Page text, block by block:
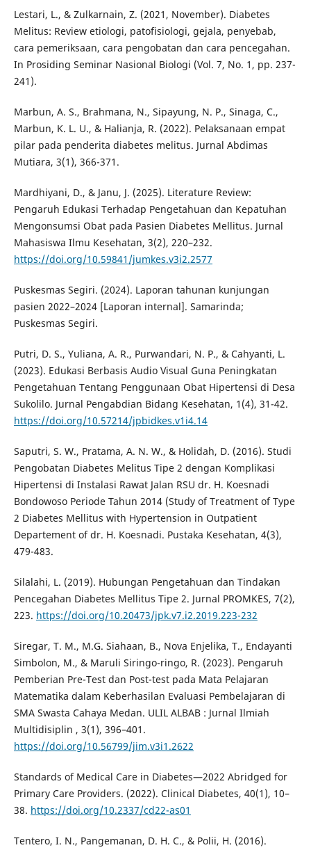
Lestari, L., & Zulkarnain, Z. (2021, November). Diabetes
Melitus: Review etiologi, patofisiologi, gejala, penyebab,
cara pemeriksaan, cara pengobatan dan cara pencegahan.
In Prosiding Seminar Nasional Biologi (Vol. 7, No. 1, pp. 237-
241).
Marbun, A. S., Brahmana, N., Sipayung, N. P., Sinaga, C.,
Marbun, K. L. U., & Halianja, R. (2022). Pelaksanaan empat
pilar pada penderita diabetes melitus. Jurnal Abdimas
Mutiara, 3(1), 366-371.
Mardhiyani, D., & Janu, J. (2025). Literature Review:
Pengaruh Edukasi Terhadap Pengetahuan dan Kepatuhan
Mengonsumsi Obat pada Pasien Diabetes Mellitus. Jurnal
Mahasiswa Ilmu Kesehatan, 3(2), 220–232.
https://doi.org/10.59841/jumkes.v3i2.2577
Puskesmas Segiri. (2024). Laporan tahunan kunjungan
pasien 2022–2024 [Laporan internal]. Samarinda;
Puskesmas Segiri.
Putri, D. S., Yuliana, A. R., Purwandari, N. P., & Cahyanti, L.
(2023). Edukasi Berbasis Audio Visual Guna Peningkatan
Pengetahuan Tentang Penggunaan Obat Hipertensi di Desa
Sukolilo. Jurnal Pengabdian Bidang Kesehatan, 1(4), 31-42.
https://doi.org/10.57214/jpbidkes.v1i4.14
Saputri, S. W., Pratama, A. N. W., & Holidah, D. (2016). Studi
Pengobatan Diabetes Melitus Tipe 2 dengan Komplikasi
Hipertensi di Instalasi Rawat Jalan RSU dr. H. Koesnadi
Bondowoso Periode Tahun 2014 (Study of Treatment of Type
2 Diabetes Mellitus with Hypertension in Outpatient
Departement of dr. H. Koesnadi. Pustaka Kesehatan, 4(3),
479-483.
Silalahi, L. (2019). Hubungan Pengetahuan dan Tindakan
Pencegahan Diabetes Mellitus Tipe 2. Jurnal PROMKES, 7(2),
223. https://doi.org/10.20473/jpk.v7.i2.2019.223-232
Siregar, T. M., M.G. Siahaan, B., Nova Enjelika, T., Endayanti
Simbolon, M., & Maruli Siringo-ringo, R. (2023). Pengaruh
Pemberian Pre-Test dan Post-test pada Mata Pelajaran
Matematika dalam Keberhasilan Evaluasi Pembelajaran di
SMA Swasta Cahaya Medan. ULIL ALBAB : Jurnal Ilmiah
Multidisiplin , 3(1), 396–401.
https://doi.org/10.56799/jim.v3i1.2622
Standards of Medical Care in Diabetes—2022 Abridged for
Primary Care Providers. (2022). Clinical Diabetes, 40(1), 10–
38. https://doi.org/10.2337/cd22-as01
Tentero, I. N., Pangemanan, D. H. C., & Polii, H. (2016).